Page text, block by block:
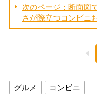
次のページ：断面図
さが際立つコンビニ
グルメ コンビニ